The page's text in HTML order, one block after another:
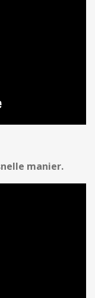
manier.